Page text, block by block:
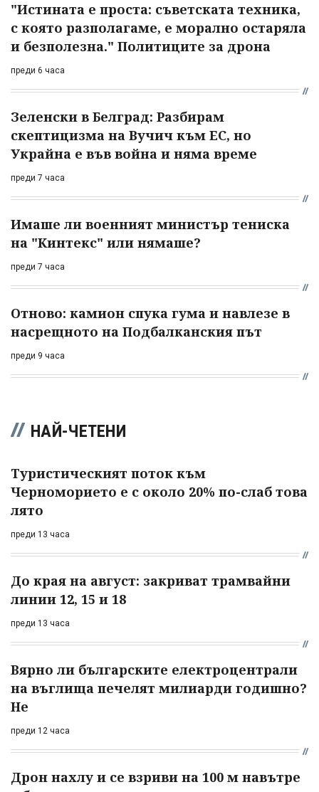
"Истината е проста: съветската техника,
с която разполагаме, е морално остаряла
и безполезна." Политиците за дрона
преди 6 часа
Зеленски в Белград: Разбирам
скептицизма на Вучич към ЕС, но
Украйна е във война и няма време
преди 7 часа
Имаше ли военният министър тениска
на "Кинтекс" или нямаше?
преди 7 часа
Отново: камион спука гума и навлезе в
насрещното на Подбалканския път
преди 9 часа
НАЙ-ЧЕТЕНИ
Туристическият поток към
Черноморието е с около 20% по-слаб това
лято
преди 13 часа
До края на август: закриват трамвайни
линии 12, 15 и 18
преди 13 часа
Вярно ли българските електроцентрали
на въглища печелят милиарди годишно?
Не
преди 12 часа
Дрон нахлу и се взриви на 100 м навътре